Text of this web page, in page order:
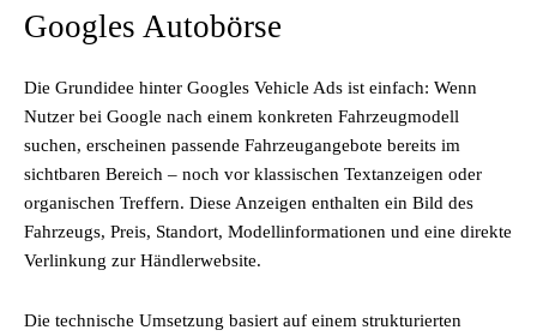
Googles Autobörse
Die Grundidee hinter Googles Vehicle Ads ist einfach: Wenn
Nutzer bei Google nach einem konkreten Fahrzeugmodell
suchen, erscheinen passende Fahrzeugangebote bereits im
sichtbaren Bereich – noch vor klassischen Textanzeigen oder
organischen Treffern. Diese Anzeigen enthalten ein Bild des
Fahrzeugs, Preis, Standort, Modellinformationen und eine direkte
Verlinkung zur Händlerwebsite.
Die technische Umsetzung basiert auf einem strukturierten